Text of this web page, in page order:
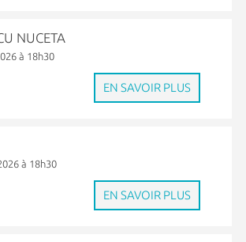
NUCETA
à 18h30
EN SAVOIR PLUS
à 18h30
EN SAVOIR PLUS